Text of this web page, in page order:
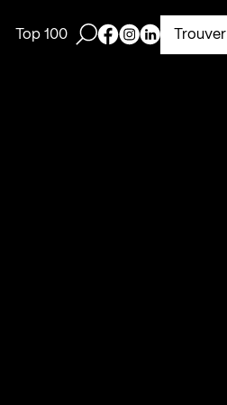
Top 100 Ouvrir la barre de
Page Facebook
PagePage